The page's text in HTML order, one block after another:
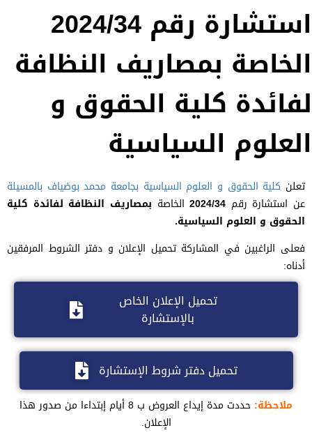
استشارة رقم 2024/34
الخاصة بمصاريف النظافة
لفائدة كلية الحقوق و
العلوم السياسية
تعلن كلية الحقوق و العلوم السياسية بجامعة محمد بوضياف بالمسيلة
عن استشارة رقم 2024/34الخاصة بمصاريف النظافة لفائدة كلية
الحقوق و العلوم السياسية.
فعلى الراغبين في المشاركة تحميل الإعلان و دفتر الشروط المرفقين
أدناه:
تحميل الإعلان الخاص
بالإستشارة
تحميل دفتر شروط الإستشارة
ملاحظة:
حددت مدة إيداع العروض ب 8 أيام إبتداءا من صدور هذا
الإعلان.